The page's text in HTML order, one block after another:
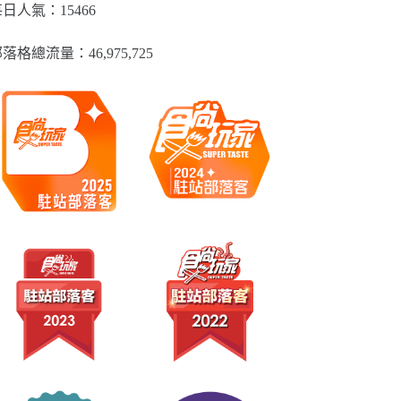
人氣：15466
格總流量：​46,975,725